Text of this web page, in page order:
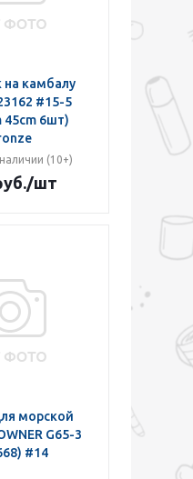
камбалу
#15-5
45cm 6шт)
(10+)
/шт
морской
G65-3
#14